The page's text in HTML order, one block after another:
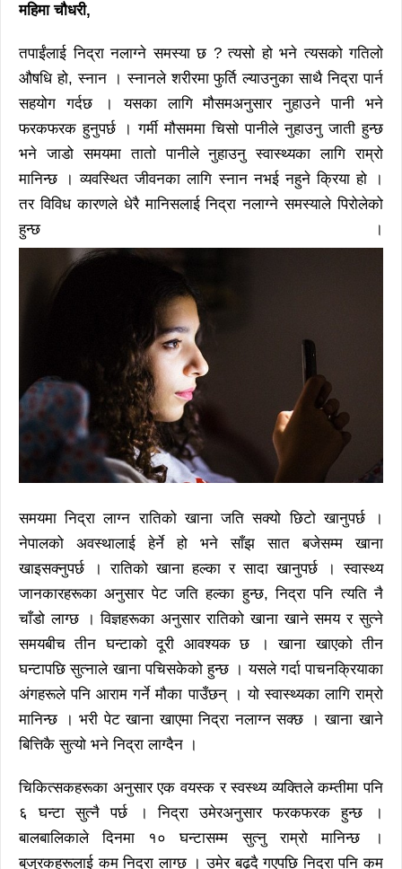
महिमा चौधरी,
तपाईंलाई निद्रा नलाग्ने समस्या छ ? त्यसो हो भने त्यसको गतिलो
औषधि हो, स्नान । स्नानले शरीरमा फुर्ति ल्याउनुका साथै निद्रा पार्न
सहयोग गर्दछ । यसका लागि मौसमअनुसार नुहाउने पानी भने
फरकफरक हुनुपर्छ । गर्मी मौसममा चिसो पानीले नुहाउनु जाती हुन्छ
भने जाडो समयमा तातो पानीले नुहाउनु स्वास्थ्यका लागि राम्रो
मानिन्छ । व्यवस्थित जीवनका लागि स्नान नभई नहुने क्रिया हो ।
तर विविध कारणले धेरै मानिसलाई निद्रा नलाग्ने समस्याले पिरोलेको
हुन्छ ।
समयमा निद्रा लाग्न रातिको खाना जति सक्यो छिटो खानुपर्छ ।
नेपालको अवस्थालाई हेर्ने हो भने साँझ सात बजेसम्म खाना
खाइसक्नुपर्छ । रातिको खाना हल्का र सादा खानुपर्छ । स्वास्थ्य
जानकारहरूका अनुसार पेट जति हल्का हुन्छ, निद्रा पनि त्यति नै
चाँडो लाग्छ । विज्ञहरूका अनुसार रातिको खाना खाने समय र सुत्ने
समयबीच तीन घन्टाको दूरी आवश्यक छ । खाना खाएको तीन
घन्टापछि सुत्नाले खाना पचिसकेको हुन्छ । यसले गर्दा पाचनक्रियाका
अंगहरूले पनि आराम गर्ने मौका पाउँछन् । यो स्वास्थ्यका लागि राम्रो
मानिन्छ । भरी पेट खाना खाएमा निद्रा नलाग्न सक्छ । खाना खाने
बित्तिकै सुत्यो भने निद्रा लाग्दैन ।
चिकित्सकहरूका अनुसार एक वयस्क र स्वस्थ्य व्यक्तिले कम्तीमा पनि
६ घन्टा सुत्नै पर्छ । निद्रा उमेरअनुसार फरकफरक हुन्छ ।
बालबालिकाले दिनमा १० घन्टासम्म सुत्नु राम्रो मानिन्छ ।
बुजु्रकहरूलाई कम निद्रा लाग्छ । उमेर बढ्दै गएपछि निद्रा पनि कम